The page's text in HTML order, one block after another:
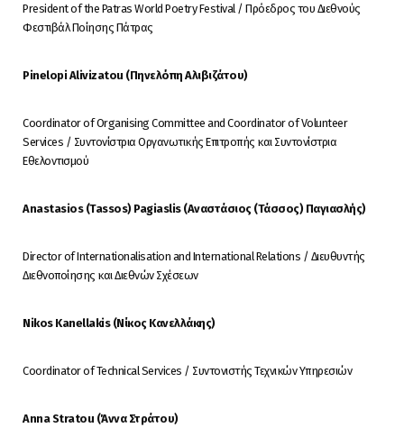
President of the Patras World Poetry Festival / Πρόεδρος του Διεθνούς
Φεστιβάλ Ποίησης Πάτρας
Pinelopi Alivizatou (Πηνελόπη Αλιβιζάτου)
Coordinator of Organising Committee and Coordinator of Volunteer
Services / Συντονίστρια Οργανωτικής Επιτροπής και Συντονίστρια
Εθελοντισμού
Anastasios (Tassos) Pagiaslis (Αναστάσιος (Τάσσος) Παγιασλής)
Director of Internationalisation and International Relations / Διευθυντής
Διεθνοποίησης και Διεθνών Σχέσεων
Nikos Kanellakis (Νίκος Κανελλάκης)
Coordinator of Technical Services / Συντονιστής Τεχνικών Υπηρεσιών
Anna Stratou (Άννα Στράτου)